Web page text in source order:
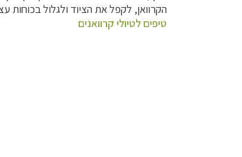
הקרוואן, לקפל את הציוד ולגלול בכוחות
טיפים לטיולי קרוואנים